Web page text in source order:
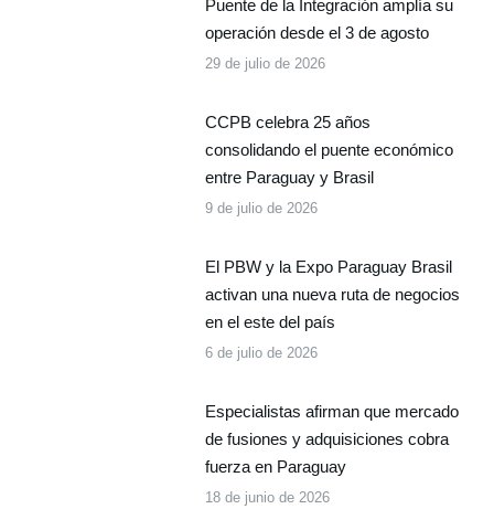
Puente de la Integración amplía su
operación desde el 3 de agosto
29 de julio de 2026
CCPB celebra 25 años
consolidando el puente económico
entre Paraguay y Brasil
9 de julio de 2026
El PBW y la Expo Paraguay Brasil
activan una nueva ruta de negocios
en el este del país
6 de julio de 2026
Especialistas afirman que mercado
de fusiones y adquisiciones cobra
fuerza en Paraguay
18 de junio de 2026